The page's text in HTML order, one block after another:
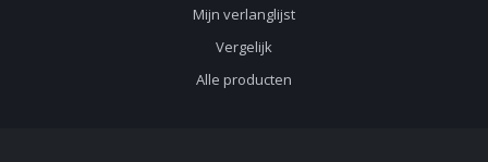
Mijn verlanglijst
Vergelijk
Alle producten